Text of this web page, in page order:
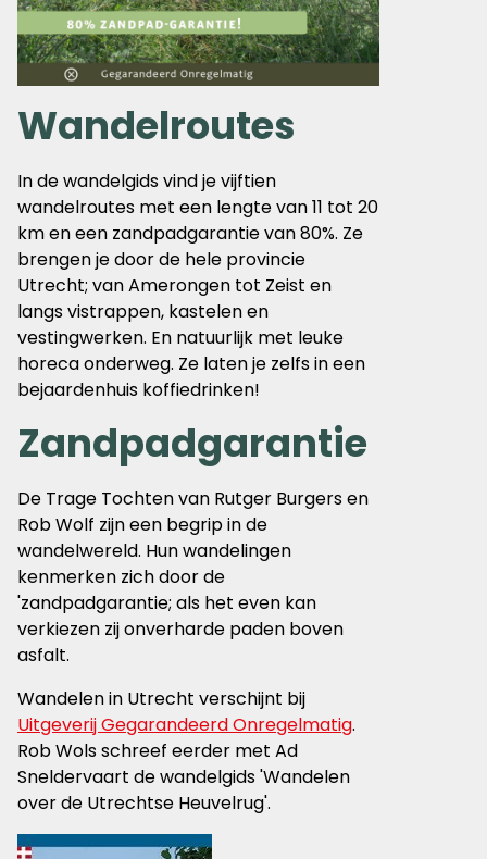
Wandelroutes
In de wandelgids vind je vijftien
wandelroutes met een lengte van 11 tot 20
km en een zandpadgarantie van 80%. Ze
brengen je door de hele provincie
Utrecht; van Amerongen tot Zeist en
langs vistrappen, kastelen en
vestingwerken. En natuurlijk met leuke
horeca onderweg. Ze laten je zelfs in een
bejaardenhuis koffiedrinken!
Zandpadgarantie
De Trage Tochten van Rutger Burgers en
Rob Wolf zijn een begrip in de
wandelwereld. Hun wandelingen
kenmerken zich door de
'zandpadgarantie; als het even kan
verkiezen zij onverharde paden boven
asfalt.
Wandelen in Utrecht verschijnt bij
Uitgeverij Gegarandeerd Onregelmatig.
Rob Wols schreef eerder met Ad
Sneldervaart de wandelgids 'Wandelen
over de Utrechtse Heuvelrug'.